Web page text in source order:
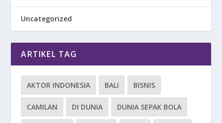
Uncategorized
ARTIKEL TAG
AKTOR INDONESIA BALI BISNIS
CAMILAN DI DUNIA DUNIA SEPAK BOLA